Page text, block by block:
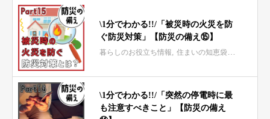
\1分でわかる!!/「被災時の火災を防
ぐ防災対策」【防災の備え⑮】
暮らしのお役立ち情報 住まいの知恵袋 mini
\1分でわかる!!/「突然の停電時に最
も注意すべきこと」【防災の備え